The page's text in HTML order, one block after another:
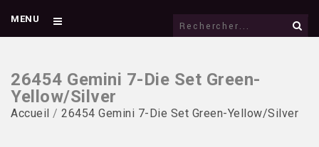
MENU
26454 Gemini 7-Die Set Green-
Yellow/Silver
Accueil / 26454 Gemini 7-Die Set Green-Yellow/Silver